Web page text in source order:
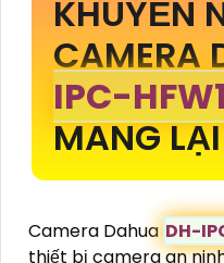
KHUYẾN
CAMERA
IPC-
MANG
Camera Dahua DH-
thiết bị camera an